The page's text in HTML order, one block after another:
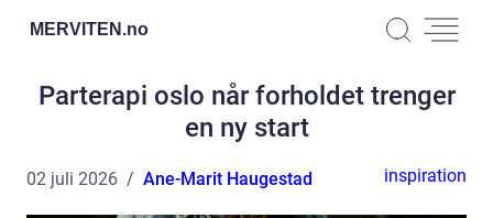
MERVITEN.no
Parterapi oslo når forholdet trenger
en ny start
02 juli 2026 Ane-Marit Haugestad inspiration